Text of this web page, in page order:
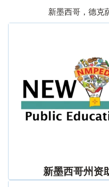
新墨西哥，德克
新墨西哥州资